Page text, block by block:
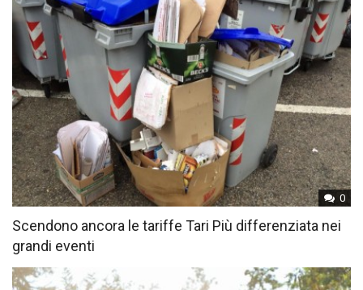
0
Scendono ancora le tariffe Tari Più differenziata nei
grandi eventi